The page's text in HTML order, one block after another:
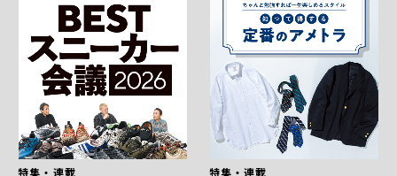
特集・連載 特集・連載